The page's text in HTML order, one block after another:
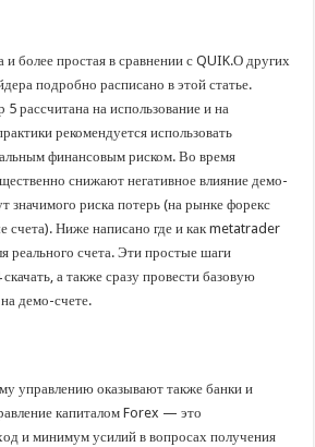
более простая в сравнении с QUIK.О других
подробно расписано в этой статье.
рассчитана на использование и на
рекомендуется использовать
финансовым риском. Во время
снижают негативное влияние демо-
значимого риска потерь (на рынке форекс
счета). Ниже написано где и как metatrader
реального счета. Эти простые шаги
а также сразу провести базовую
демо-счете.
управлению оказывают также банки и
капиталом Forex — это
и минимум усилий в вопросах получения